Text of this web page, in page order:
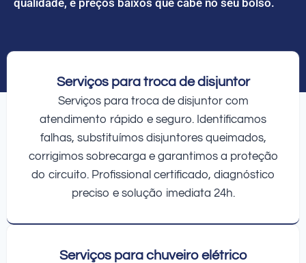
Serviços para troca de disjuntor
Serviços para troca de disjuntor com
atendimento rápido e seguro. Identificamos
falhas, substituímos disjuntores queimados,
corrigimos sobrecarga e garantimos a proteção
do circuito. Profissional certificado, diagnóstico
preciso e solução imediata 24h.
Serviços para chuveiro elétrico